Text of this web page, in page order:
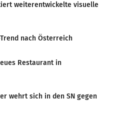
weiterentwickelte visuelle
nach Österreich
Restaurant in
wehrt sich in den SN gegen